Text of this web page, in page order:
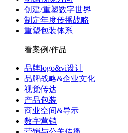
创建/重塑数字世界
制定年度传播战略
重塑包装体系
看案例/作品
品牌logo&vi设计
品牌战略&企业文化
视觉传达
产品包装
商业空间&导示
数字营销